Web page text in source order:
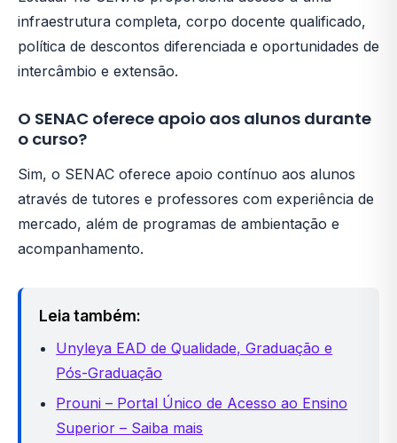
infraestrutura completa, corpo docente qualificado,
política de descontos diferenciada e oportunidades de
intercâmbio e extensão.
O SENAC oferece apoio aos alunos durante
o curso?
Sim, o SENAC oferece apoio contínuo aos alunos
através de tutores e professores com experiência de
mercado, além de programas de ambientação e
acompanhamento.
Leia também:
Unyleya EAD de Qualidade, Graduação e
Pós-Graduação
Prouni – Portal Único de Acesso ao Ensino
Superior – Saiba mais